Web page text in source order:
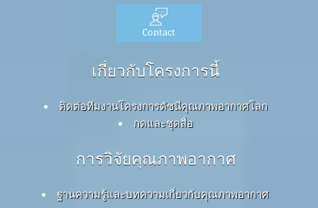
Contact
เกี่ยวกับโครงการนี้
ติดต่อทีมงานโครงการดัชนีคุณภาพอากาศโลก
กดและชุดสื่อ
การวิจัยคุณภาพอากาศ
ฐานความรู้และบทความเกี่ยวกับคุณภาพอากาศ